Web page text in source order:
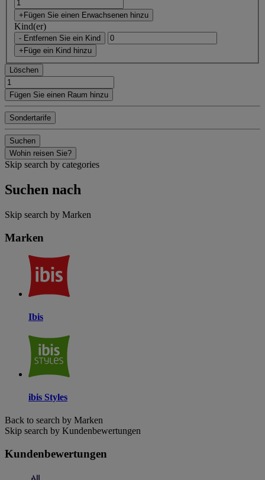
+Fügen Sie einen Erwachsenen hinzu
Kind(er)
- Entfernen Sie ein Kind
+Füge ein Kind hinzu
Löschen
Fügen Sie einen Raum hinzu
Sondertarife
Suchen
Wohin reisen Sie?
Skip search by categories
Suchen nach
Skip search by Marken
Marken
Ibis
ibis Styles
Back to search by Marken
Skip search by Kundenbewertungen
Kundenbewertungen